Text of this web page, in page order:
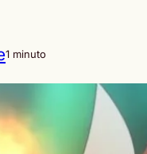
1 minuto